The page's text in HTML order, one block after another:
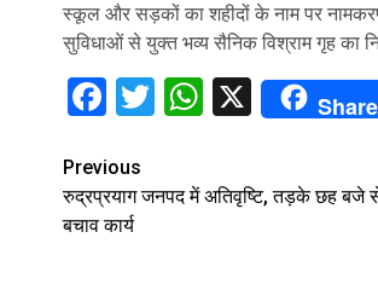
स्कूल और सड़कों का शहीदों के नाम पर
सुविधाओं से युक्त भव्य सैनिक विश्राम गृह का
Facebook
TwitterWhatsApp
X Share
Continue
Reading
Previous
रुद्रप्रयाग जनपद में अतिवृष्टि, तड़के छह बजे
बचाव कार्य